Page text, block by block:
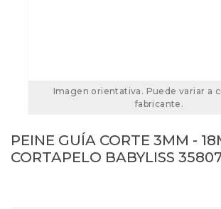
Imagen orientativa. Puede variar a
fabricante.
PEINE GUÍA CORTE 3MM -
CORTAPELO BABYLISS